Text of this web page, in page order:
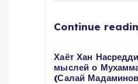
Continue
Хаёт Хан
мыслей о
(Салай